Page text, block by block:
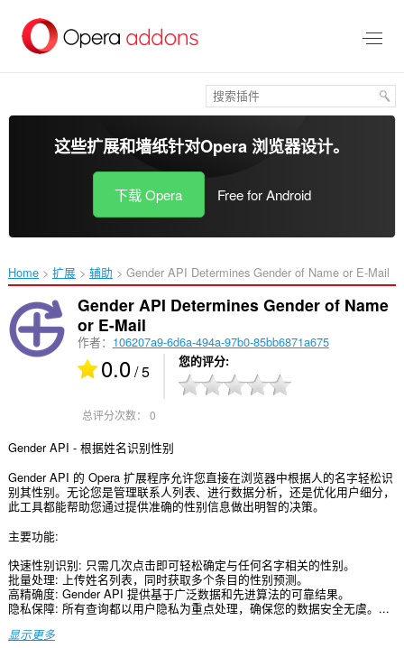
这些扩展和墙纸针对Opera 浏览器设计。
下载 Opera Free for Android
Home 扩展 辅助 Gender API Determines Gender of Name or E-Mail‎
Gender API Determines Gender of Name
or E-Mail
作者： 106207a9-6d6a-494a-97b0-85bb6871a675
0.0/ 5 您的评分
总评分次数： 0
Gender API - 根据姓名识别性别
Gender API 的 Opera 扩展程序允许您直接在浏览器中根据人的名字轻松识
别其性别。无论您是管理联系人列表、进行数据分析，还是优化用户细分，
此工具都能帮助您通过提供准确的性别信息做出明智的决策。
主要功能:
快速性别识别: 只需几次点击即可轻松确定与任何名字相关的性别。
批量处理: 上传姓名列表，同时获取多个条目的性别预测。
高精确度: Gender API 提供基于广泛数据和先进算法的可靠结果。
隐私保障: 所有查询都以用户隐私为重点处理，确保您的数据安全无虞。...
显示更多